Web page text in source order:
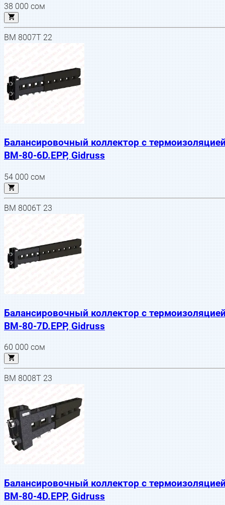
38 000сом
BM 8007T 22
Балансировочный коллектор с
BM-80-6D.EPP, Gidruss
54 000сом
BM 8006T 23
Балансировочный коллектор с
BM-80-7D.EPP, Gidruss
60 000сом
BM 8008T 23
Балансировочный коллектор с
BM-80-4D.EPP, Gidruss